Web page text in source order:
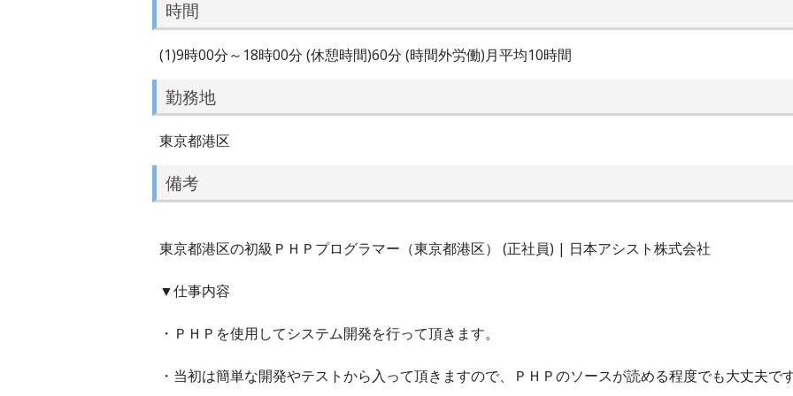
時間
(1)9時00分～18時00分 (休憩時間)60分 (時間外労働)月平均10時間
勤務地
東京都港区
備考
東京都港区の初級ＰＨＰプログラマー（東京都港区） (正社員) | 日本アシスト株式会社
▼仕事内容
・ＰＨＰを使用してシステム開発を行って頂きます。
・当初は簡単な開発やテストから入って頂きますので、ＰＨＰのソースが読める程度でも大丈夫で